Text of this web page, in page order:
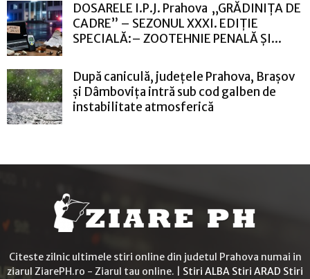
DOSARELE I.P.J. Prahova „GRĂDINIȚA DE
CADRE” – SEZONUL XXXI. EDIȚIE
SPECIALĂ:– ZOOTEHNIE PENALĂ ȘI...
După caniculă, județele Prahova, Brașov
și Dâmbovița intră sub cod galben de
instabilitate atmosferică
Citeste zilnic ultimele stiri online din judetul Prahova numai in
ziarul ZiarePH.ro - Ziarul tau online. | Stiri ALBA Stiri ARAD Stiri